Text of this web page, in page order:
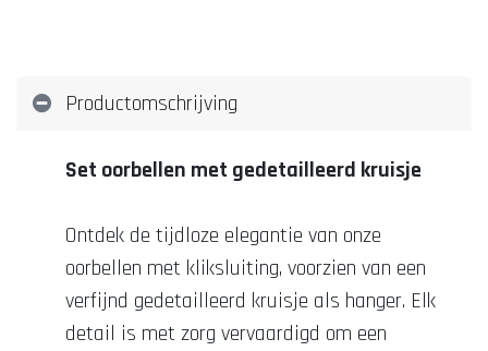
Productomschrijving
Set oorbellen met gedetailleerd kruisje
Ontdek de tijdloze elegantie van onze
oorbellen met kliksluiting, voorzien van een
verfijnd gedetailleerd kruisje als hanger. Elk
detail is met zorg vervaardigd om een